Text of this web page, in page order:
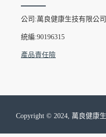
公司:萬良健康生技有限公司
統編:90196315
產品責任險
Copyright © 2024, 萬良健康